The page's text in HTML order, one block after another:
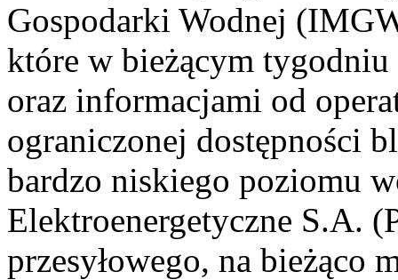
Gospodarki Wodnej
które w bieżącym tygodniu
oraz informacjami od
ograniczonej dostępności
bardzo niskiego poziomu
Elektroenergetyczne S.A.
przesyłowego, na bieżąco